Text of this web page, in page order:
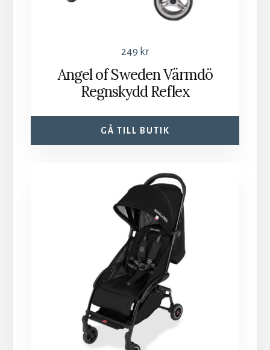
249 kr
Angel of Sweden Värmdö
Regnskydd Reflex
GÅ TILL BUTIK